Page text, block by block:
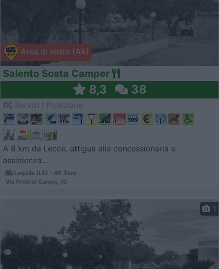
Area di sosta (AA)
Salento Sosta Camper
8,3 38
A 8 km da Lecce, attigua alla concessionaria e
assistenza...
Lequile (LE) - 46.5km
Via Preti di Campi, 10
1